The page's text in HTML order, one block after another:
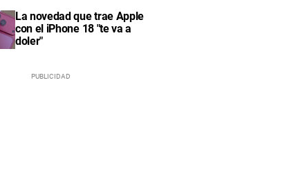
La novedad que trae Apple
con el iPhone 18 "te va a
doler"